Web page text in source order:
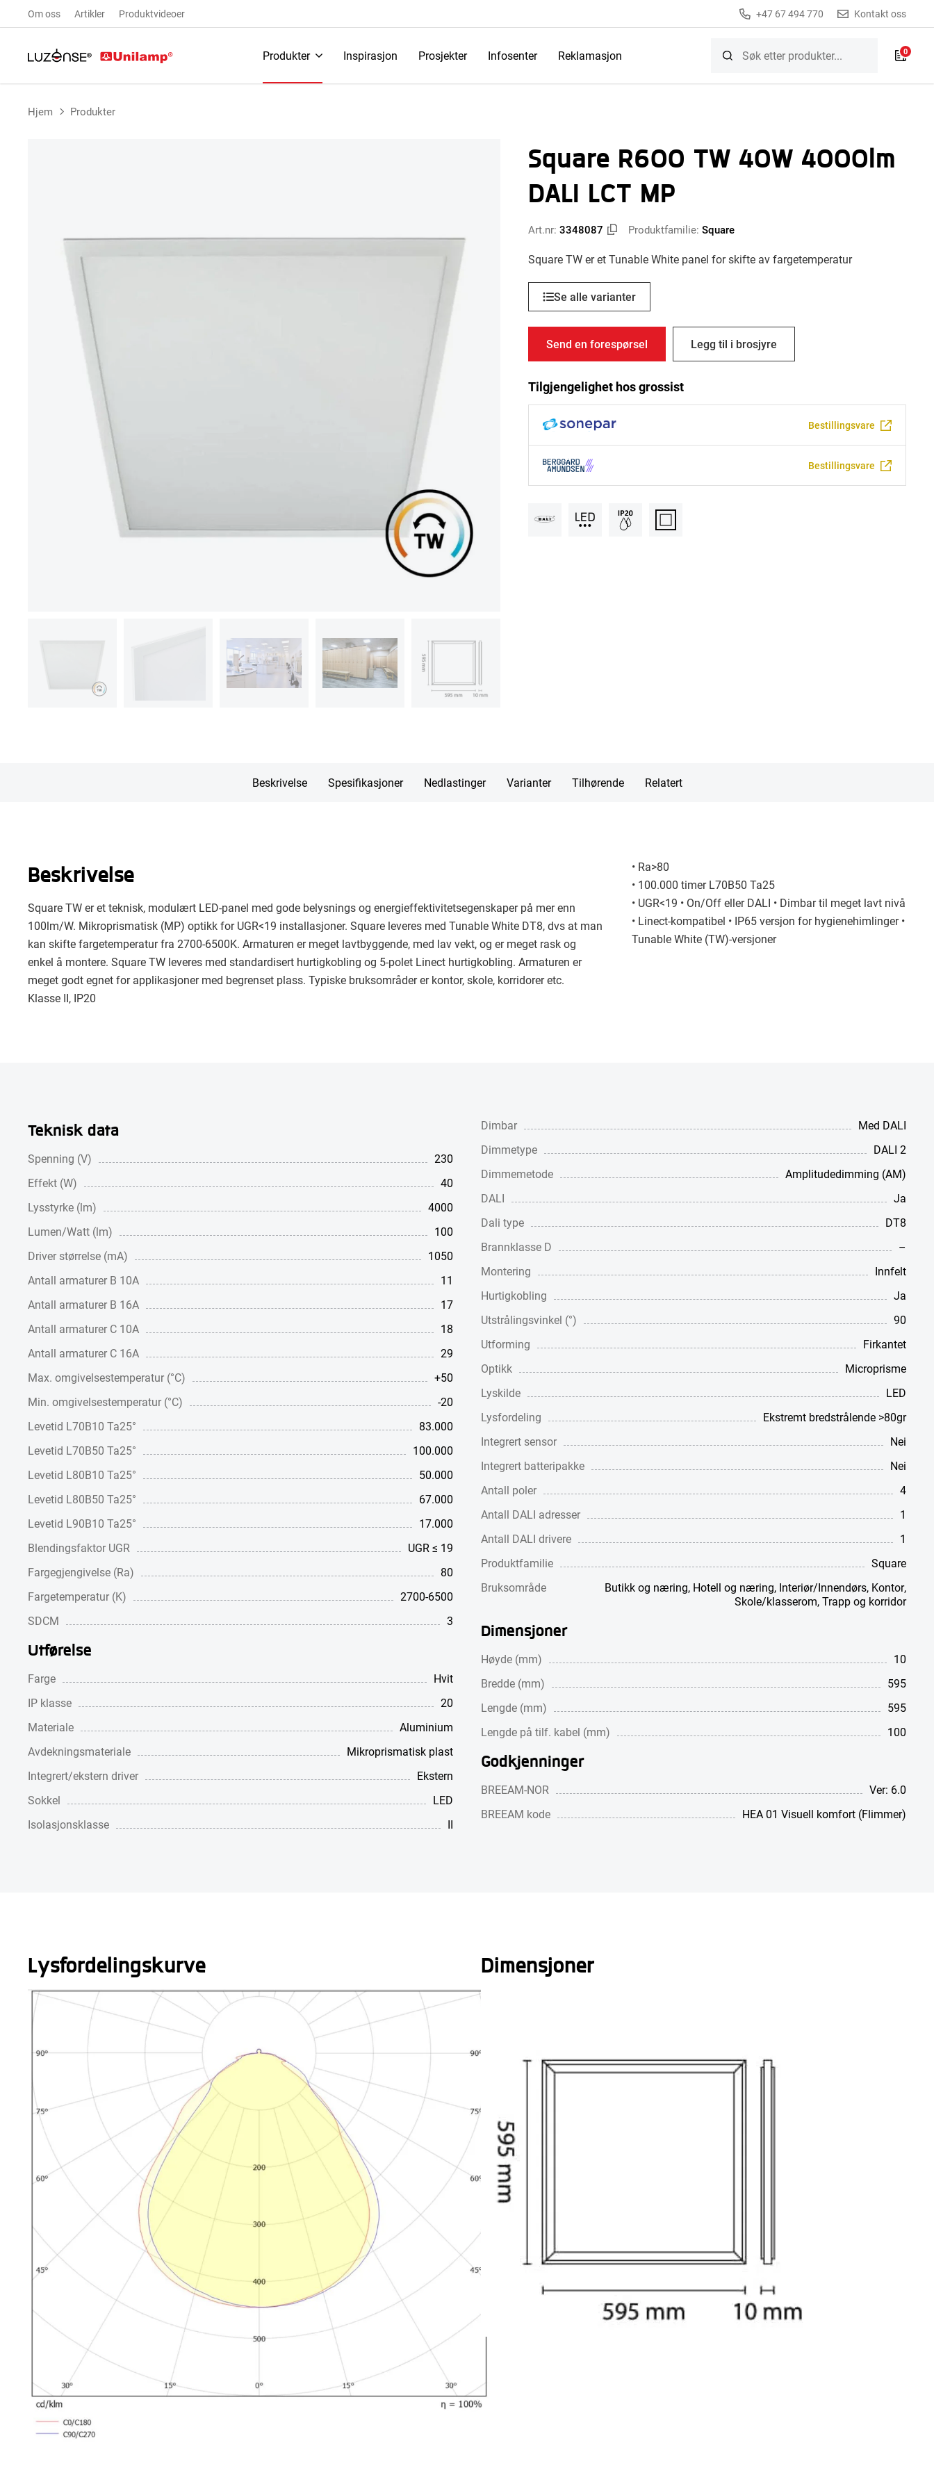
Om oss Artikler Produktvideoer +47 67 494 770 Kontakt oss
Produkter Inspirasjon Prosjekter Infosenter Reklamasjon 0
Hjem Produkter
Square R600 TW 40W 4000lm
DALI LCT MP
Art.nr: 3348087 Produktfamilie: Square
Square TW er et Tunable White panel for skifte av fargetemperatur
Se alle varianter
Send en forespørsel Legg til i brosjyre
Tilgjengelighet hos grossist
Bestillingsvare
Bestillingsvare
Beskrivelse Spesifikasjoner Nedlastinger Varianter Tilhørende Relatert
Beskrivelse
Square TW er et teknisk, modulært LED-panel med gode belysnings og energieffektivitetsegenskaper på mer enn
100lm/W. Mikroprismatisk (MP) optikk for UGR<19 installasjoner. Square leveres med Tunable White DT8, dvs at man
kan skifte fargetemperatur fra 2700-6500K. Armaturen er meget lavtbyggende, med lav vekt, og er meget rask og
enkel å montere. Square TW leveres med standardisert hurtigkobling og 5-polet Linect hurtigkobling. Armaturen er
meget godt egnet for applikasjoner med begrenset plass. Typiske bruksområder er kontor, skole, korridorer etc.
Klasse II, IP20
• Ra>80
• 100.000 timer L70B50 Ta25
• UGR<19 • On/Off eller DALI • Dimbar til meget lavt nivå
• Linect-kompatibel • IP65 versjon for hygienehimlinger •
Tunable White (TW)-versjoner
Teknisk data
Spenning (V)
230
Effekt (W)
40
Lysstyrke (lm)
4000
Lumen/Watt (lm)
100
Driver størrelse (mA)
1050
Antall armaturer B 10A
11
Antall armaturer B 16A
17
Antall armaturer C 10A
18
Antall armaturer C 16A
29
Max. omgivelsestemperatur (°C)
+50
Min. omgivelsestemperatur (°C)
-20
Levetid L70B10 Ta25°
83.000
Levetid L70B50 Ta25°
100.000
Levetid L80B10 Ta25°
50.000
Levetid L80B50 Ta25°
67.000
Levetid L90B10 Ta25°
17.000
Blendingsfaktor UGR
UGR ≤ 19
Fargegjengivelse (Ra)
80
Fargetemperatur (K)
2700-6500
SDCM
3
Utførelse
Farge
Hvit
IP klasse
20
Materiale
Aluminium
Avdekningsmateriale
Mikroprismatisk plast
Integrert/ekstern driver
Ekstern
Sokkel
LED
Isolasjonsklasse
II
Dimbar
Med DALI
Dimmetype
DALI 2
Dimmemetode
Amplitudedimming (AM)
DALI
Ja
Dali type
DT8
Brannklasse D
–
Montering
Innfelt
Hurtigkobling
Ja
Utstrålingsvinkel (°)
90
Utforming
Firkantet
Optikk
Microprisme
Lyskilde
LED
Lysfordeling
Ekstremt bredstrålende >80gr
Integrert sensor
Nei
Integrert batteripakke
Nei
Antall poler
4
Antall DALI adresser
1
Antall DALI drivere
1
Produktfamilie
Square
Bruksområde
Butikk og næring, Hotell og næring, Interiør/Innendørs, Kontor,
Skole/klasserom,Trapp og korridor
Dimensjoner
Høyde (mm)
10
Bredde (mm)
595
Lengde (mm)
595
Lengde på tilf. kabel (mm)
100
Godkjenninger
BREEAM-NOR
Ver: 6.0
BREEAM kode
HEA 01 Visuell komfort (Flimmer)
Lysfordelingskurve Dimensjoner